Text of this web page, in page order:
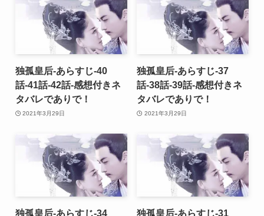
独孤皇后-あらすじ-40
話-41話-42話-感想付きネ
タバレでありで！
2021年3月29日
独孤皇后-あらすじ-37
話-38話-39話-感想付きネ
タバレでありで！
2021年3月29日
独孤皇后-あらすじ-34
独孤皇后-あらすじ-31